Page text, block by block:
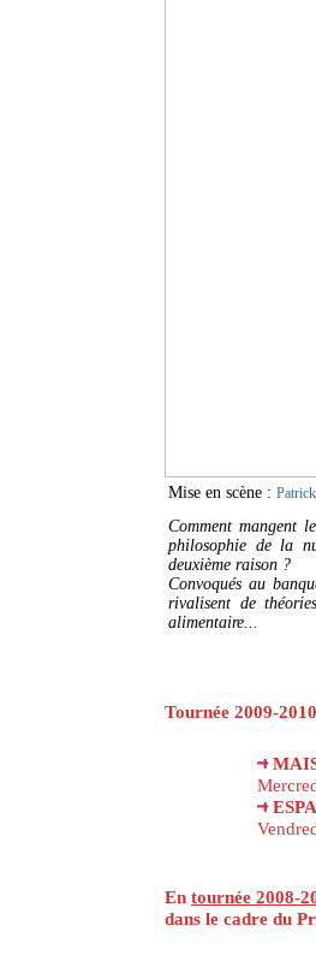
Mise en scène :
Comment mangent
philosophie de la
deuxième raison ?
Convoqués au
rivalisent de
alimentaire...
Tournée 2009-2010
En tournée 2008-
dans le cadre du